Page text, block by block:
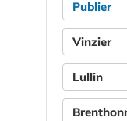
Publier
Vinzier
Lullin